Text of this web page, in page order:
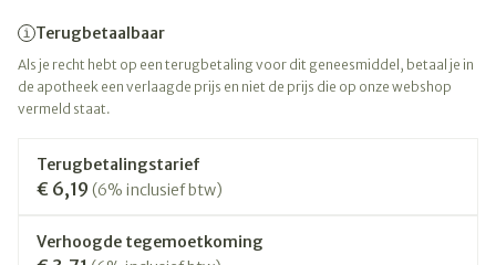
Terugbetaalbaar
Als je recht hebt op een terugbetaling voor dit geneesmiddel, betaal je in
de apotheek een verlaagde prijs en niet de prijs die op onze webshop
vermeld staat.
Terugbetalingstarief
€ 6,19 (6% inclusief btw)
Verhoogde tegemoetkoming